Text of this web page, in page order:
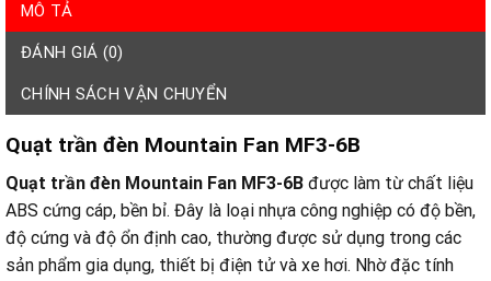
MÔ TẢ
ĐÁNH GIÁ (0)
CHÍNH SÁCH VẬN CHUYỂN
Quạt trần đèn Mountain Fan MF3-6B
Quạt trần đèn Mountain Fan MF3-6B được làm từ chất liệu
ABS cứng cáp, bền bỉ. Đây là loại nhựa công nghiệp có độ bền,
độ cứng và độ ổn định cao, thường được sử dụng trong các
sản phẩm gia dụng, thiết bị điện tử và xe hơi. Nhờ đặc tính